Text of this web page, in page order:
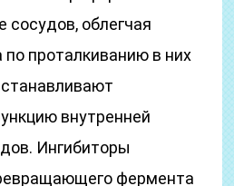
сосудов, облегчая
по проталкиванию в них
внутренней
Ингибиторы
фермента